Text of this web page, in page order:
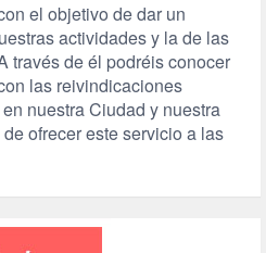
el objetivo de dar un
actividades y la de las
través de él podréis conocer
las reivindicaciones
nuestra Ciudad y nuestra
ofrecer este servicio a las